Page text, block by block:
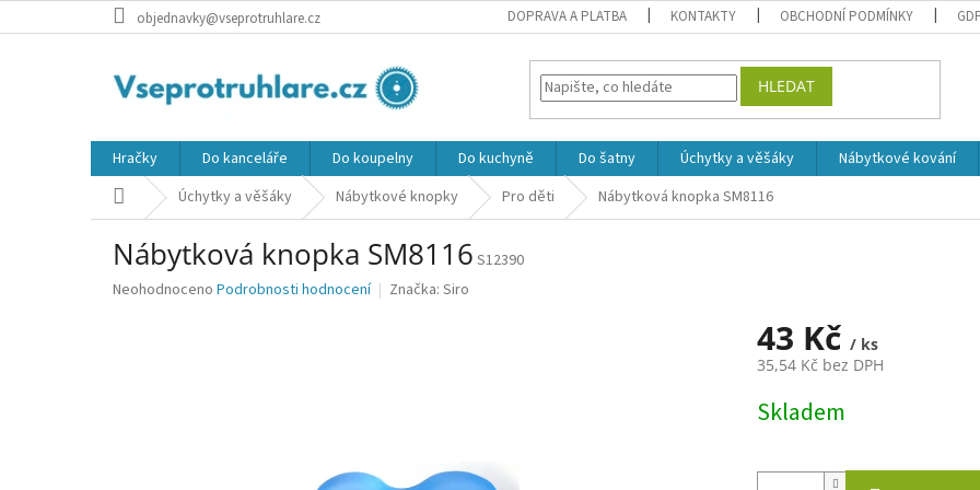
na
objednavky@vseprotruhlare.cz DOPRAVA A PLATBA KONTAKTY OBCHODNÍ PODMÍNKY
HLEDAT
Hračky Do kanceláře Do koupelny Do kuchyně Do šatny Úchytky a věšáky Nábytkové kování
Domů Úchytky a věšáky Nábytkové knopky Pro děti Nábytková knopka SM8116
Nábytková knopka SM8116 S12390
Průměrné
Neohodnoceno Podrobnosti hodnocení Značka: Siro
43 Kč / ks
35,54 Kč bez DPH
cena:
Skladem